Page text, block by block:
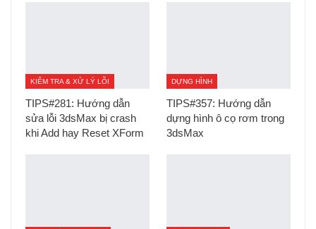
KIỂM TRA & XỬ LÝ LỖI
TIPS#281: Hướng dẫn
sửa lỗi 3dsMax bị crash
khi Add hay Reset XForm
DỰNG HÌNH
TIPS#357: Hướng dẫn
dựng hình ô cọ rơm trong
3dsMax